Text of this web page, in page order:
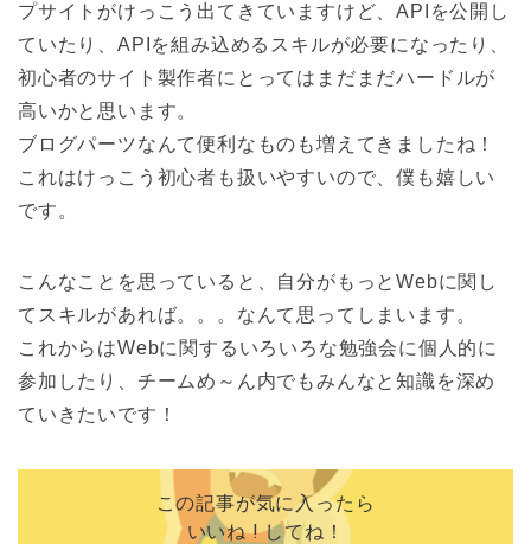
プサイトがけっこう出てきていますけど、APIを公開し
ていたり、APIを組み込めるスキルが必要になったり、
初心者のサイト製作者にとってはまだまだハードルが
高いかと思います。
ブログパーツなんて便利なものも増えてきましたね！
これはけっこう初心者も扱いやすいので、僕も嬉しい
です。
こんなことを思っていると、自分がもっとWebに関し
てスキルがあれば。。。なんて思ってしまいます。
これからはWebに関するいろいろな勉強会に個人的に
参加したり、チームめ～ん内でもみんなと知識を深め
ていきたいです！
この記事が気に入ったら
いいね ! してね！